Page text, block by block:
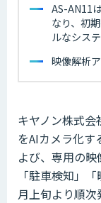
AS-AN11
なり、初
ルなシス
映像解析
キヤノン株式
をAIカメラ化す
よび、専用の映
「駐車検知」
月上旬より順次